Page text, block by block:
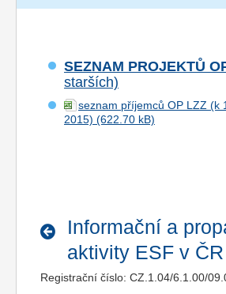
SEZNAM PROJEKTŮ
starších)
seznam příjemců OP LZZ (k
2015)
Informační a
aktivity ESF v ČR
Registrační číslo: CZ.1.04/6.1.00/